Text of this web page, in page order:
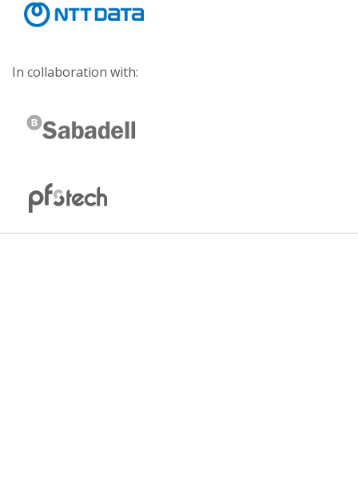
In collaboration with: